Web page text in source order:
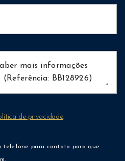
de privacidade.
telefone para contato para que